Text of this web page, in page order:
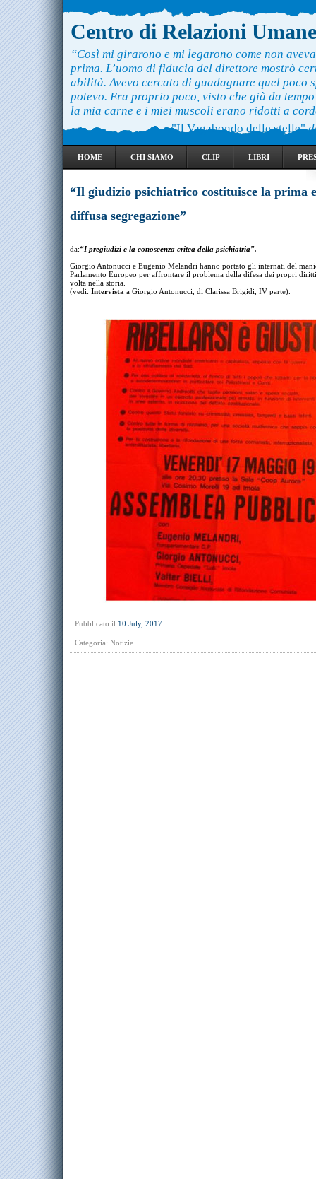
Centro di Relazioni Umane
“Così mi girarono e mi legarono come non
prima. L’uomo di fiducia del direttore mostrò
abilità. Avevo cercato di guadagnare quel poco
potevo. Era proprio poco, visto che già da
la mia carne e i miei muscoli erano ridotti a
"Il Vagabondo delle stelle"
HOME CHI SIAMO CLIP LIBRI
“Il giudizio psichiatrico costituisce la prima
diffusa segregazione”
da:“I pregiudizi e la conoscenza critca della psichiatria”.
Giorgio Antonucci e Eugenio Melandri hanno portato gli internati del
Parlamento Europeo per affrontare il problema della difesa dei propri
volta nella storia.
(vedi: Intervista a Giorgio Antonucci, di Clarissa Brigidi, IV parte).
Pubblicato il 10 July, 2017
Categoria: Notizie